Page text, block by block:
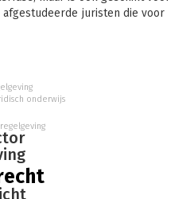
juristen die voor
gemaakt wat voor entiteiten of
en waarom ze worden
de hoofdlijn geschetst, met
naar regelgeving en
naar literatuur, zodat
graven.
een ruime definitie van
regelgeving
onderwijs